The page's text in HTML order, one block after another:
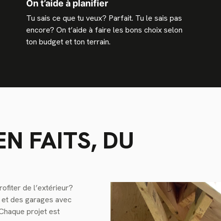
On t’aide à planifier
Tu sais ce que tu veux? Parfait. Tu le sais pas
encore? On t’aide à faire les bons choix selon
ton budget et ton terrain.
FAITS, DU
de l’extérieur?
des garages avec
projet est